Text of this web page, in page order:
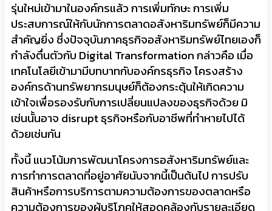
รุ่นใหม่เข้ามาในองค์กรแล้ว การเพิ่มทักษะ การเพิ่ม
ประสบการณ์ให้กับนักการตลาดอสังหาริมทรัพย์ก็มีความ
สำคัญยิ่ง ซึ่งปัจจุบันภาคธุรกิจอสังหาริมทรัพย์ไทยเองก็
กำลังตื่นตัวกับ Digital Transformation กล่าวคือ เมื่อ
เทคโนโลยีเข้ามามีบทบาทกับองค์กรธุรกิจ โครงสร้าง
องค์กรด้านทรัพยากรมนุษย์ก็ต้องกระตุ้นให้เกิดความ
เข้าใจเพื่อรองรับกับการเปลี่ยนแปลงของธุรกิจด้วย มิ
เช่นนั้นอาจ disrupt ธุรกิจหรือกับอาชีพที่ทำหายไปได้
ด้วยเช่นกัน
ทั้งนี้ แนวโน้มการพัฒนาโครงการอสังหาริมทรัพย์และ
การทำการตลาดที่อยู่อาศัยนับจากนี้เป็นต้นไป การปรับ
สินค้าหรือการบริการตามความต้องการของตลาดหรือ
ความต้องการของผู้บริโภคให้สอดคล้องกับรายละเอียด